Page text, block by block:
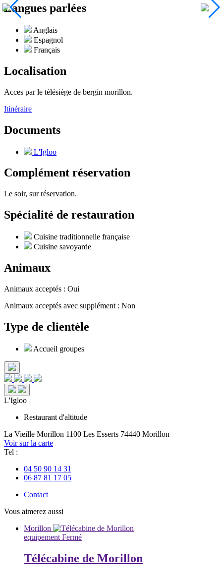
Langues parlées
Anglais
Espagnol
Français
Localisation
Acces par le télésiège de bergin morillon.
Itinéraire
Documents
L'Igloo
Complément réservation
Le soir, sur réservation.
Spécialité de restauration
Cuisine traditionnelle française
Cuisine savoyarde
Animaux
Animaux acceptés : Oui
Animaux acceptés avec supplément : Non
Type de clientèle
Accueil groupes
L'Igloo
Restaurant d'altitude
La Vieille Morillon 1100 Les Esserts 74440 Morillon
Voir sur la carte
Tel :
04 50 90 14 31
06 87 81 17 05
Contact
Vous aimerez aussi
Morillon
equipement Fermé
Télécabine de Morillon